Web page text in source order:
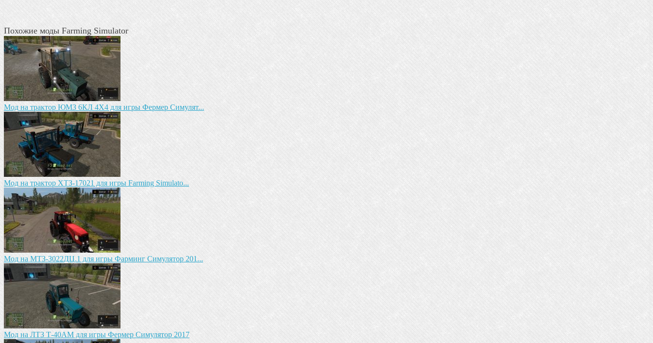
Похожие моды Farming Simulator
Мод на трактор ЮМЗ 6КЛ 4X4 для игры Фермер Симулят...
Mод на трактор ХТЗ-17021 для игры Farming Simulato...
Mод на MTЗ-З022ДЦ.1 для игры Фарминг Симулятор 201...
Мод на ЛТЗ Т-40АМ для игры Фермер Симулятор 2017